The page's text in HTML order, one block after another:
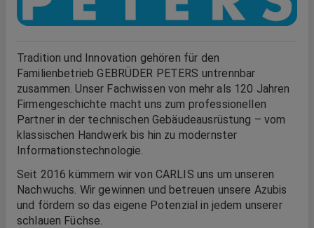
Tradition und Innovation gehören für den
Familienbetrieb GEBRÜDER PETERS untrennbar
zusammen. Unser Fachwissen von mehr als 120 Jahren
Firmengeschichte macht uns zum professionellen
Partner in der technischen Gebäudeausrüstung – vom
klassischen Handwerk bis hin zu modernster
Informationstechnologie.
Seit 2016 kümmern wir von CARLIS uns um unseren
Nachwuchs. Wir gewinnen und betreuen unsere Azubis
und fördern so das eigene Potenzial in jedem unserer
schlauen Füchse.